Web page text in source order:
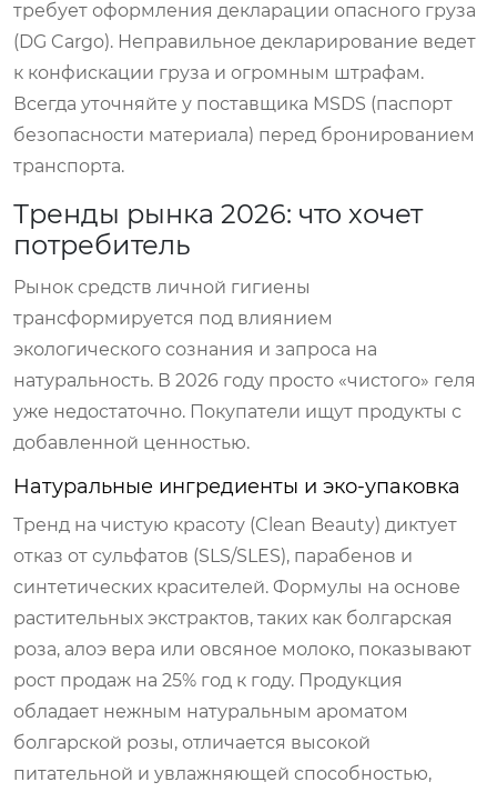
требует оформления декларации опасного груза
(DG Cargo). Неправильное декларирование ведет
к конфискации груза и огромным штрафам.
Всегда уточняйте у поставщика MSDS (паспорт
безопасности материала) перед бронированием
транспорта.
Тренды рынка 2026: что хочет
потребитель
Рынок средств личной гигиены
трансформируется под влиянием
экологического сознания и запроса на
натуральность. В 2026 году просто «чистого» геля
уже недостаточно. Покупатели ищут продукты с
добавленной ценностью.
Натуральные ингредиенты и эко-упаковка
Тренд на чистую красоту (Clean Beauty) диктует
отказ от сульфатов (SLS/SLES), парабенов и
синтетических красителей. Формулы на основе
растительных экстрактов, таких как болгарская
роза, алоэ вера или овсяное молоко, показывают
рост продаж на 25% год к году. Продукция
обладает нежным натуральным ароматом
болгарской розы, отличается высокой
питательной и увлажняющей способностью,